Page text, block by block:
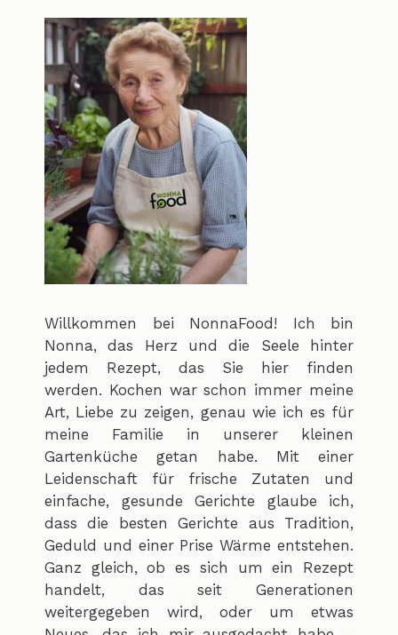
Willkommen bei NonnaFood! Ich bin
Nonna, das Herz und die Seele hinter
jedem Rezept, das Sie hier finden
werden. Kochen war schon immer meine
Art, Liebe zu zeigen, genau wie ich es für
meine Familie in unserer kleinen
Gartenküche getan habe. Mit einer
Leidenschaft für frische Zutaten und
einfache, gesunde Gerichte glaube ich,
dass die besten Gerichte aus Tradition,
Geduld und einer Prise Wärme entstehen.
Ganz gleich, ob es sich um ein Rezept
handelt, das seit Generationen
weitergegeben wird, oder um etwas